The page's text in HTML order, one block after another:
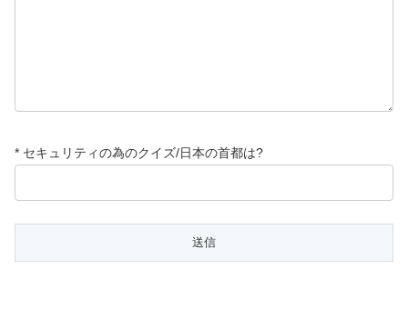
* セキュリティの為のクイズ/日本の首都は?